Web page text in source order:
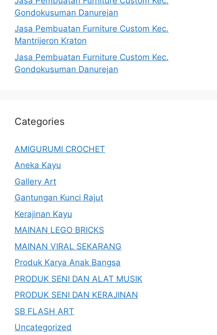
Gondokusuman Danurejan
Jasa Pembuatan Furniture Custom Kec.
Mantrijeron Kraton
Jasa Pembuatan Furniture Custom Kec.
Gondokusuman Danurejan
Categories
AMIGURUMI CROCHET
Aneka Kayu
Gallery Art
Gantungan Kunci Rajut
Kerajinan Kayu
MAINAN LEGO BRICKS
MAINAN VIRAL SEKARANG
Produk Karya Anak Bangsa
PRODUK SENI DAN ALAT MUSIK
PRODUK SENI DAN KERAJINAN
SB FLASH ART
Uncategorized